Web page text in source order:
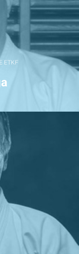
ETKF